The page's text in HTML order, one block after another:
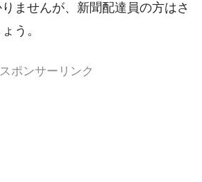
ませんが、新聞配達員の方はさ
う。
スポンサーリンク